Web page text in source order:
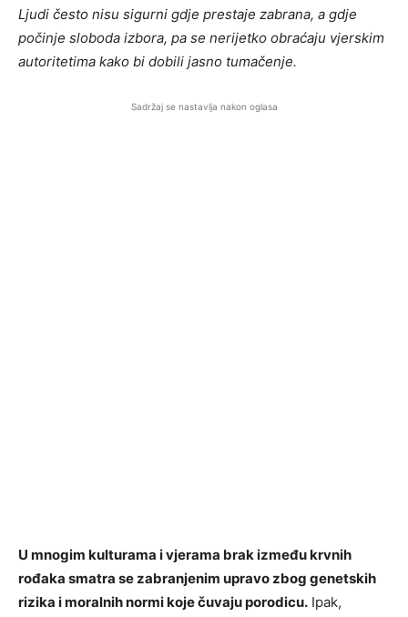
Ljudi često nisu sigurni gdje prestaje zabrana, a gdje
počinje sloboda izbora, pa se nerijetko obraćaju vjerskim
autoritetima kako bi dobili jasno tumačenje.
Sadržaj se nastavlja nakon oglasa
U mnogim kulturama i vjerama brak između krvnih
rođaka smatra se zabranjenim upravo zbog genetskih
rizika i moralnih normi koje čuvaju porodicu. Ipak,